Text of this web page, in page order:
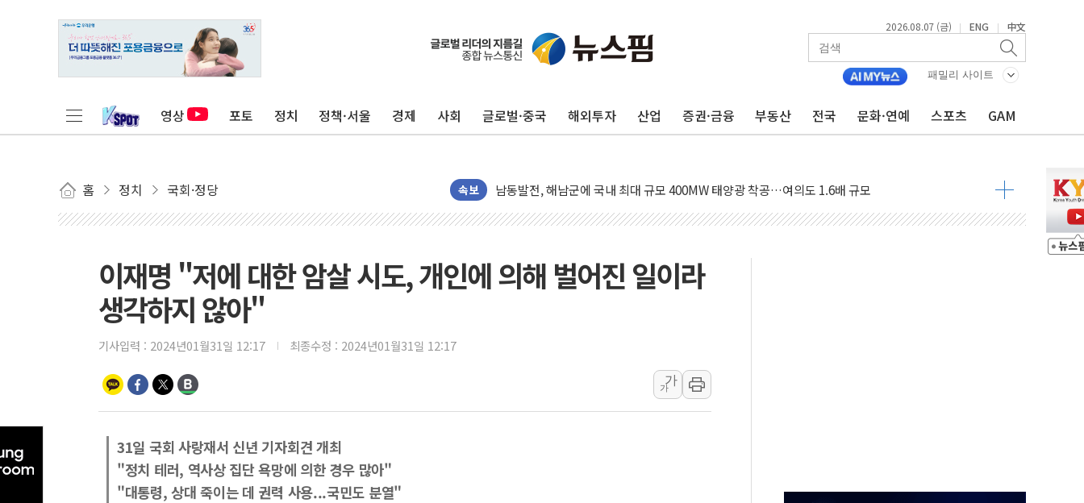
2026.08.07 (금) | ENG | 中文
패밀리 사이트
영상 포토 정치 정책·서울 경제 사회 글로벌·중국 해외투자 산업 증권·금융 부동산 전국 문화·연예 스포츠 GAM
홈 정치 국회·정당 속보
이란와이어 "이란 최고지도자 위독…곧 사망해도 놀랍지 않아"
[인도증시] 중동 불안 속 유가 상승에 소폭 하락...금융주 낙폭 커
황희 '폐버스 청년주택' SNS 글 역풍에 "정부정책 아냐" 해명
사우디·튀르키예·파키스탄, '공동방위협정' 체결… 수니파 국가들의 새 안보 협력 구도
신길동 신축도 3.3㎡당 7250만원…써밋 클라비온 59㎡ 18억원대
[베트남 증시] 유동성 부진 지속, 강보합 마감...석유·가스주 올랐지만 빈그룹이 상쇄
'찜통더위'에 전력수요 역대 최고치 경신…한낮 총수요 104.3GW 기록
이재명 "저에 대한 암살 시도, 개인에 의해 벌어진 일이라
생각하지 않아"
기사입력 : 2024년01월31일 12:17 최종수정 : 2024년01월31일 12:17
가
가
31일 국회 사랑재서 신년 기자회견 개최
"정치 테러, 역사상 집단 욕망에 의한 경우 많아"
"대통령, 상대 죽이는 데 권력 사용...국민도 분열"